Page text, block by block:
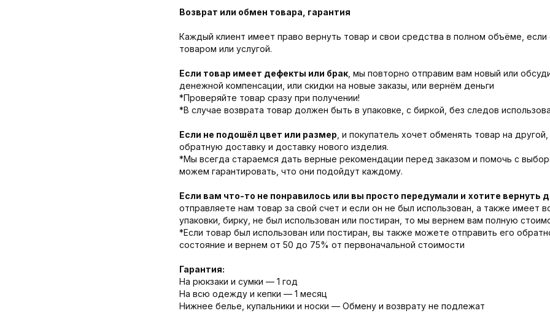
Возврат или обмен товара, гарантия
Каждый клиент имеет право вернуть товар и свои средства в полном объёме, если
товаром или услугой.
Если товар имеет дефекты или брак , мы повторно отправим вам новый или
денежной компенсации, или скидки на новые заказы, или вернём деньги
*Проверяйте товар сразу при получении!
*В случае возврата товар должен быть в упаковке, с биркой, без следов
Если не подошёл цвет или размер , и покупатель хочет обменять товар на
обратную доставку и доставку нового изделия.
*Мы всегда стараемся дать верные рекомендации перед заказом и помочь с
можем гарантировать, что они подойдут каждому.
Если вам что-то не понравилось или вы просто передумали и хотите вернуть
отправляете нам товар за свой счет и если он не был использован, а также имеет
упаковки, бирку, не был использован или постиран, то мы вернем вам полную
*Если товар был использован или постиран, вы также можете отправить его
состояние и вернем от 50 до 75% от первоначальной стоимости
Гарантия:
На рюкзаки и сумки — 1 год
На всю одежду и кепки — 1 месяц
Нижнее белье, купальники и носки — Обмену и возврату не подлежат